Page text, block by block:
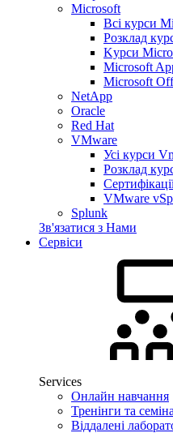
Microsoft
Всі курси
Розклад
Kyрси
Microsoft
Microsoft
NetApp
Oracle
Red Hat
VMware
Усі курси
Розклад
VMware
Splunk
Зв'язатися з Нами
Сервіси
Services
Онлайн навчання
Тренінги та
Віддалені